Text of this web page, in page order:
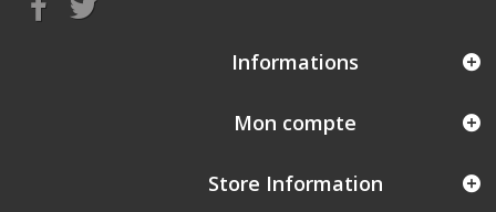
Informations
Mon compte
Store Information